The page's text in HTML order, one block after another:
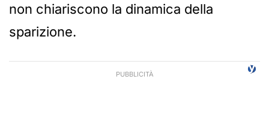
non chiariscono la dinamica della
sparizione.